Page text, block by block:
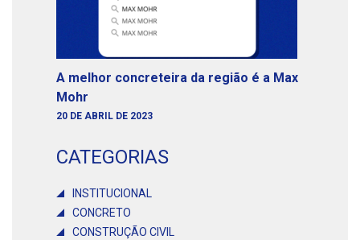
A melhor concreteira da região é a Max
Mohr
20 DE ABRIL DE 2023
CATEGORIAS
INSTITUCIONAL
CONCRETO
CONSTRUÇÃO CIVIL